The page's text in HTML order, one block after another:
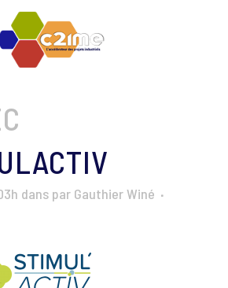
dans par Gauthier Winé